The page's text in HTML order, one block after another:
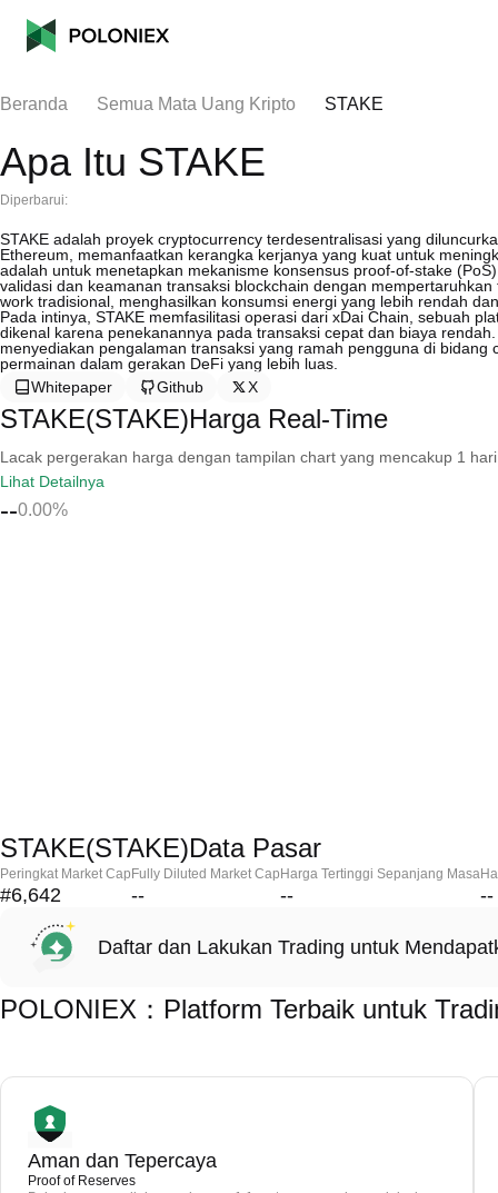
Beranda Semua Mata Uang Kripto STAKE
Apa Itu STAKE
Diperbarui:
STAKE adalah proyek cryptocurrency terdesentralisasi yang
Ethereum, memanfaatkan kerangka kerjanya yang kuat untuk
adalah untuk menetapkan mekanisme konsensus proof-of-stake
validasi dan keamanan transaksi blockchain dengan
work tradisional, menghasilkan konsumsi energi yang lebih rendah
Pada intinya, STAKE memfasilitasi operasi dari xDai Chain, sebuah
dikenal karena penekanannya pada transaksi cepat dan biaya
menyediakan pengalaman transaksi yang ramah pengguna di
permainan dalam gerakan DeFi yang lebih luas.
Whitepaper
Github X
STAKE(STAKE)Harga Real-Time
Lacak pergerakan harga dengan tampilan chart yang mencakup 1
Lihat Detailnya
--0.00%
STAKE(STAKE)Data Pasar
Peringkat Market Cap
#6,642
Fully Diluted Market Cap
--
Harga Tertinggi Sepanjang Masa
-- --
Daftar dan Lakukan Trading untuk
POLONIEX：Platform Terbaik untuk
Aman dan Tepercaya
Proof of Reserves